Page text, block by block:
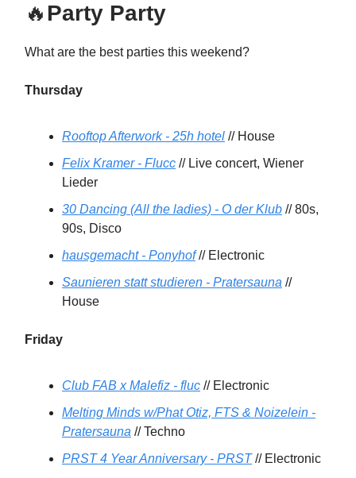
🔥Party Party
What are the best parties this weekend?
Thursday
Rooftop Afterwork - 25h hotel // House
Felix Kramer - Flucc // Live concert, Wiener
Lieder
30 Dancing (All the ladies) - O der Klub // 80s,
90s, Disco
hausgemacht - Ponyhof// Electronic
Saunieren statt studieren - Pratersauna //
House
Friday
Club FAB x Malefiz - fluc // Electronic
Melting Minds w/Phat Otiz, FTS & Noizelein -
Pratersauna // Techno
PRST 4 Year Anniversary - PRST// Electronic